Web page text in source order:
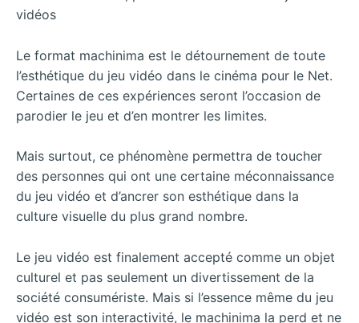
Le format machinima est le détournement de toute
l’esthétique du jeu vidéo dans le cinéma pour le Net.
Certaines de ces expériences seront l’occasion de
parodier le jeu et d’en montrer les limites.
Mais surtout, ce phénomène permettra de toucher
des personnes qui ont une certaine méconnaissance
du jeu vidéo et d’ancrer son esthétique dans la
culture visuelle du plus grand nombre.
Le jeu vidéo est finalement accepté comme un objet
culturel et pas seulement un divertissement de la
société consumériste. Mais si l’essence même du jeu
vidéo est son interactivité, le machinima la perd et ne